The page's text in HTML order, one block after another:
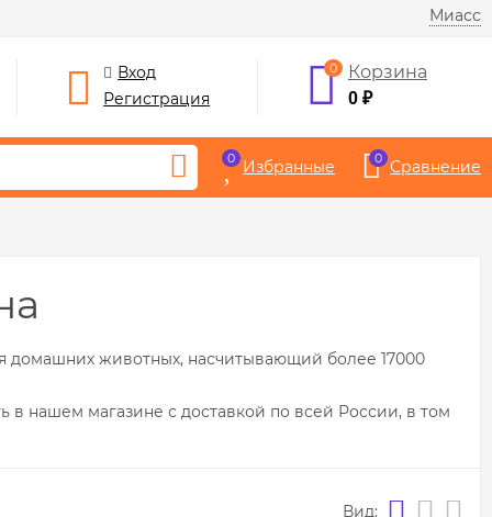
Миасс
Вход
Регистрация
0 Корзина
0₽
0 Избранные 0 Сравнение
домашних животных, насчитывающий более 17000
в нашем магазине с доставкой по всей России, в том
Вид: